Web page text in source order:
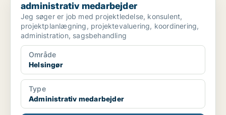
administrativ medarbejder
Jeg søger er job med projektledelse, konsulent,
projektplanlægning, projektevaluering, koordinering,
administration, sagsbehandling
Område
Helsingør
Type
Administrativ medarbejder